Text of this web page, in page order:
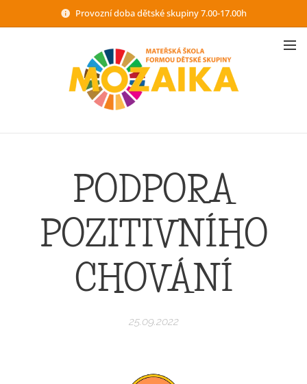
Provozní doba dětské skupiny 7.00-17.00h
PODPORA
POZITIVNÍHO
CHOVÁNÍ
25.09.2022